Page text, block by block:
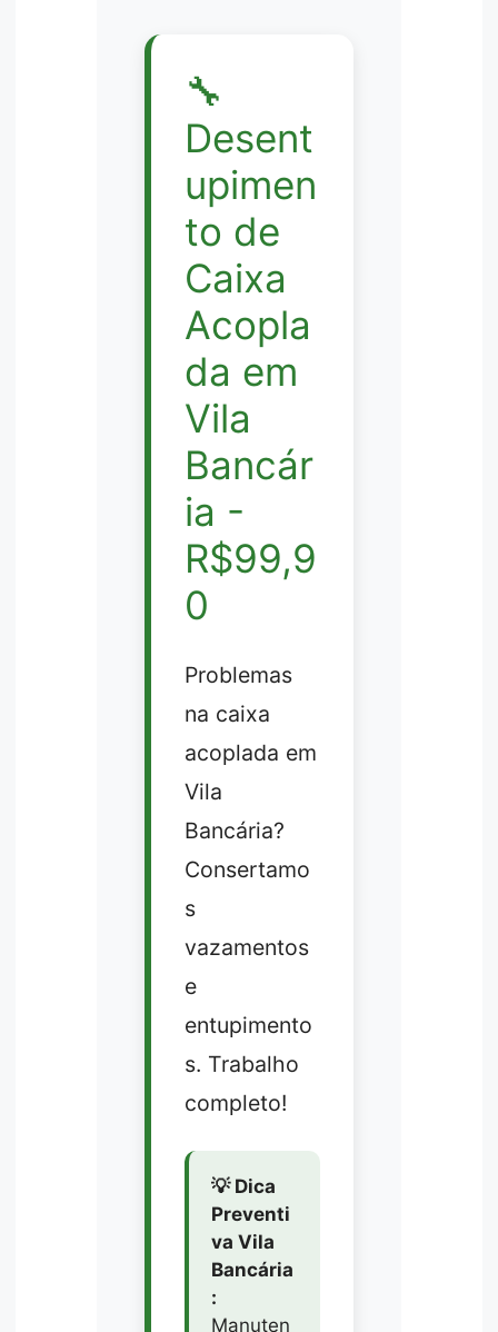
🔧
Desent
upimen
to de
Caixa
Acopla
da em
Vila
Bancár
ia -
R$99,9
0
Problemas
na caixa
acoplada em
Vila
Bancária?
Consertamo
s
vazamentos
e
entupimento
s. Trabalho
completo!
💡 Dica
Preventi
va Vila
Bancária
:
Manuten